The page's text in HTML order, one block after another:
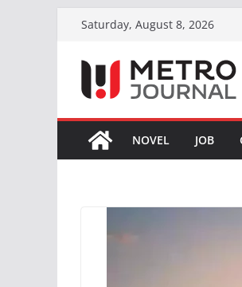
content
Saturday, August 8, 2026
NOVEL JOB